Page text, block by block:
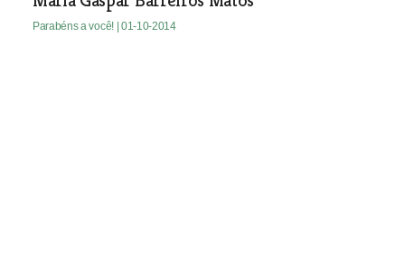
Parabéns a você! | 01-10-2014